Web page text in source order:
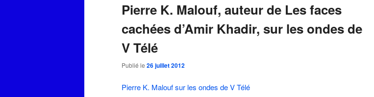
Pierre K. Malouf, auteur de Les faces
cachées d’Amir Khadir, sur les ondes de
V Télé
Publié le 26 juillet 2012
Pierre K. Malouf sur les ondes de V Télé